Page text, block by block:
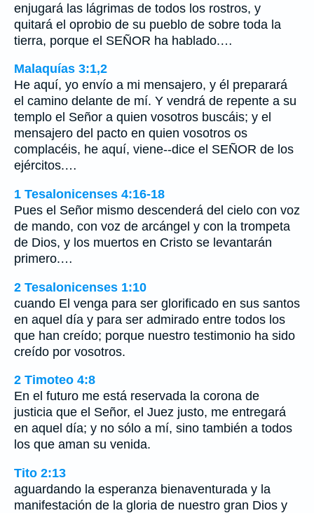
enjugará las lágrimas de todos los rostros, y
quitará el oprobio de su pueblo de sobre toda la
tierra, porque el SEÑOR ha hablado.…
Malaquías 3:1,2
He aquí, yo envío a mi mensajero, y él preparará
el camino delante de mí. Y vendrá de repente a su
templo el Señor a quien vosotros buscáis; y el
mensajero del pacto en quien vosotros os
complacéis, he aquí, viene--dice el SEÑOR de los
ejércitos.…
1 Tesalonicenses 4:16-18
Pues el Señor mismo descenderá del cielo con voz
de mando, con voz de arcángel y con la trompeta
de Dios, y los muertos en Cristo se levantarán
primero.…
2 Tesalonicenses 1:10
cuando El venga para ser glorificado en sus santos
en aquel día y para ser admirado entre todos los
que han creído; porque nuestro testimonio ha sido
creído por vosotros.
2 Timoteo 4:8
En el futuro me está reservada la corona de
justicia que el Señor, el Juez justo, me entregará
en aquel día; y no sólo a mí, sino también a todos
los que aman su venida.
Tito 2:13
aguardando la esperanza bienaventurada y la
manifestación de la gloria de nuestro gran Dios y